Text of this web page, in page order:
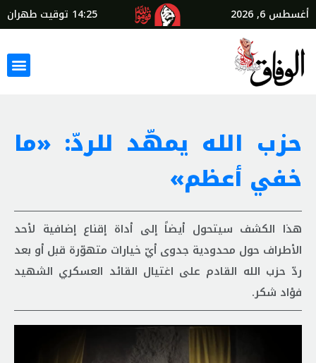
أغسطس 6, 2026 14:25 توقيت طهران
حزب الله يمهّد للردّ: «ما
خفي أعظم»
هذا الكشف سيتحول أيضاً إلى أداة إقناع إضافية لأحد
الأطراف حول محدودية جدوى أيّ خيارات متهوّرة قبل أو بعد
ردّ حزب الله القادم على اغتيال القائد العسكري الشهيد
فؤاد شكر.